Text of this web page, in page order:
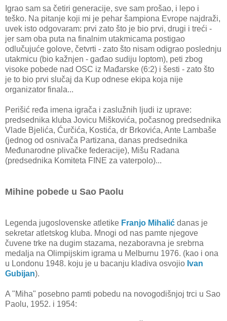
Igrao sam sa četiri generacije, sve sam prošao, i lepo i
teško. Na pitanje koji mi je pehar šampiona Evrope najdraži,
uvek isto odgovaram: prvi zato što je bio prvi, drugi i treći -
jer sam oba puta na finalnim utakmicama postigao
odlučujuće golove, četvrti - zato što nisam odigrao poslednju
utakmicu (bio kažnjen - gađao sudiju loptom), peti zbog
visoke pobede nad OSC iz Mađarske (6:2) i šesti - zato što
je to bio prvi slučaj da Kup odnese ekipa koja nije
organizator finala...
Perišić ređa imena igrača i zaslužnih ljudi iz uprave:
predsednika kluba Jovicu Miškovića, počasnog predsednika
Vlade Bjelića, Ćurčića, Kostića, dr Brkovića, Ante Lambaše
(jednog od osnivača Partizana, danas predsednika
Međunarodne plivačke federacije), Mišu Radana
(predsednika Komiteta FINE za vaterpolo)...
Mihine pobede u Sao Paolu
Legenda jugoslovenske atletike Franjo Mihalić danas je
sekretar atletskog kluba. Mnogi od nas pamte njegove
čuvene trke na dugim stazama, nezaboravna je srebrna
medalja na Olimpijskim igrama u Melburnu 1976. (kao i ona
u Londonu 1948. koju je u bacanju kladiva osvojio Ivan
Gubijan).
A "Miha" posebno pamti pobedu na novogodišnjoj trci u Sao
Paolu, 1952. i 1954: